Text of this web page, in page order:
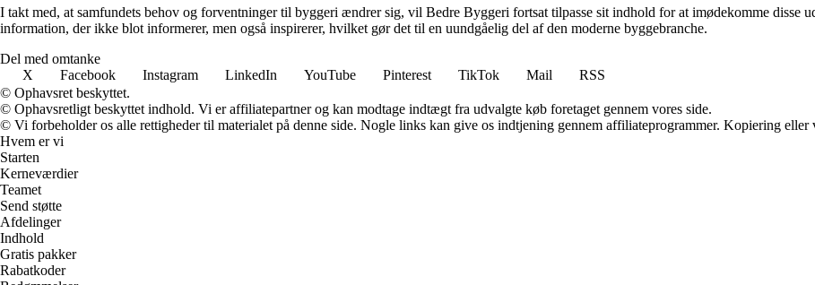
I takt med, at samfundets behov og forventninger til byggeri ændrer sig, vil Bedre Byggeri fortsat tilpasse sit indhold for at imødekomme
information, der ikke blot informerer, men også inspirerer, hvilket gør det til en uundgåelig del af den moderne byggebranche.
Del med omtanke
X
Facebook Instagram LinkedIn YouTube Pinterest TikTok Mail
RSS
© Ophavsret beskyttet.
© Ophavsretligt beskyttet indhold. Vi er affiliatepartner og kan modtage indtægt fra udvalgte køb foretaget gennem vores side.
© Vi forbeholder os alle rettigheder til materialet på denne side. Nogle links kan give os indtjening gennem affiliateprogrammer. Kopiering
Hvem er vi
Starten
Kerneværdier
Teamet
Send støtte
Afdelinger
Indhold
Gratis pakker
Rabatkoder